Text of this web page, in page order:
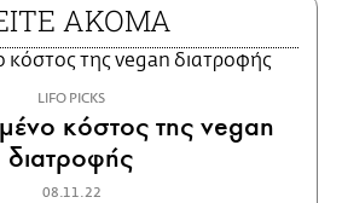
ΑΚΟΜΑ
LIFO PICKS
κόστος της vegan
διατροφής
08.11.22